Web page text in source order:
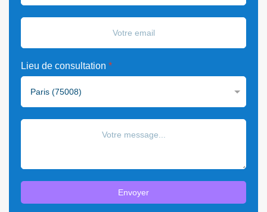
Lieu de consultation *
Envoyer